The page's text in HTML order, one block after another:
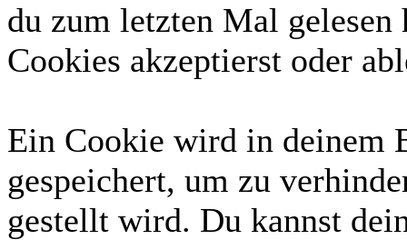
du zum letzten Mal gelesen
Cookies akzeptierst oder
Ein Cookie wird in deinem
gespeichert, um zu
gestellt wird. Du kannst